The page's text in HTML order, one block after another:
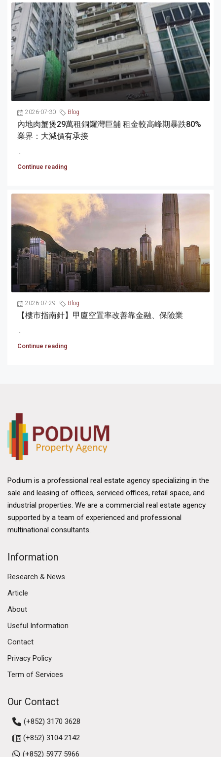
2026-07-30 Blog
內地肉蟹煲29萬租銅鑼灣巨舖 租金較高峰期暴跌80%
業界：大減價有承接
...
Continue reading
2026-07-29 Blog
【樓市指南針】甲廈空置率改善靠金融、保險業
...
Continue reading
Podium is a professional real estate agency specializing in the
sale and leasing of offices, serviced offices, retail space, and
industrial properties. We are a commercial real estate agency
supported by a team of experienced and professional
multinational consultants.
Information
Research & News
Article
About
Useful Information
Contact
Privacy Policy
Term of Services
Our Contact
(+852) 3170 3628
(+852) 3104 2142
(+852) 5977 5966